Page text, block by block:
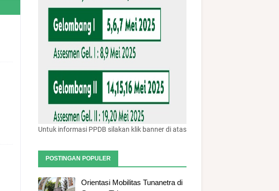
Untuk informasi PPDB silakan klik banner di atas
POSTINGAN POPULER
Orientasi Mobilitas Tunanetra di